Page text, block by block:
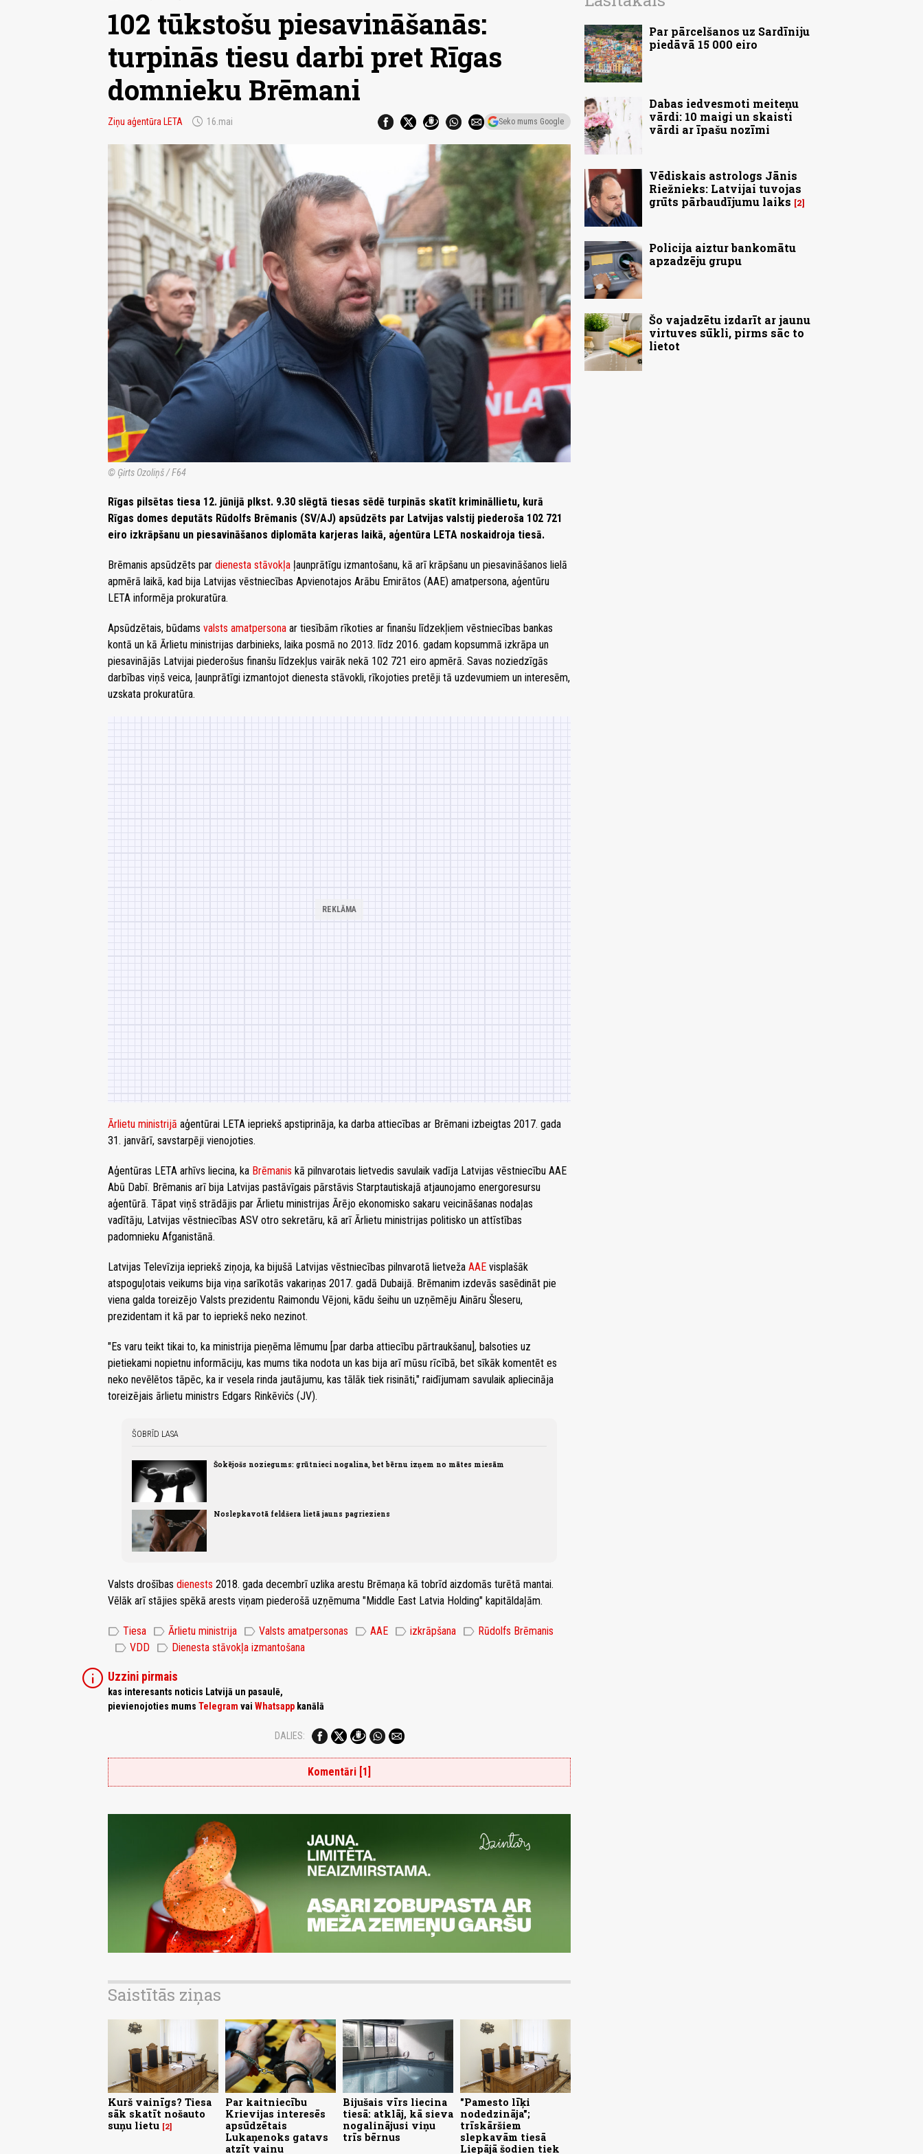
102 tūkstošu piesavināšanās:
turpinās tiesu darbi pret Rīgas
domnieku Brēmani
Ziņu aģentūra LETA schedule 16.mai Seko mums Google
© Ģirts Ozoliņš / F64
Rīgas pilsētas tiesa 12. jūnijā plkst. 9.30 slēgtā tiesas sēdē turpinās skatīt krimināllietu, kurā
Rīgas domes deputāts Rūdolfs Brēmanis (SV/AJ) apsūdzēts par Latvijas valstij piederoša 102 721
eiro izkrāpšanu un piesavināšanos diplomāta karjeras laikā, aģentūra LETA noskaidroja tiesā.
Brēmanis apsūdzēts par dienesta stāvokļa ļaunprātīgu izmantošanu, kā arī krāpšanu un piesavināšanos lielā
apmērā laikā, kad bija Latvijas vēstniecības Apvienotajos Arābu Emirātos (AAE) amatpersona, aģentūru
LETA informēja prokuratūra.
Apsūdzētais, būdams valsts amatpersona ar tiesībām rīkoties ar finanšu līdzekļiem vēstniecības bankas
kontā un kā Ārlietu ministrijas darbinieks, laika posmā no 2013. līdz 2016. gadam kopsummā izkrāpa un
piesavinājās Latvijai piederošus finanšu līdzekļus vairāk nekā 102 721 eiro apmērā. Savas noziedzīgās
darbības viņš veica, ļaunprātīgi izmantojot dienesta stāvokli, rīkojoties pretēji tā uzdevumiem un interesēm,
uzskata prokuratūra.
Ārlietu ministrijā aģentūrai LETA iepriekš apstiprināja, ka darba attiecības ar Brēmani izbeigtas 2017. gada
31. janvārī, savstarpēji vienojoties.
Aģentūras LETA arhīvs liecina, ka Brēmanis kā pilnvarotais lietvedis savulaik vadīja Latvijas vēstniecību AAE
Abū Dabī. Brēmanis arī bija Latvijas pastāvīgais pārstāvis Starptautiskajā atjaunojamo energoresursu
aģentūrā. Tāpat viņš strādājis par Ārlietu ministrijas Ārējo ekonomisko sakaru veicināšanas nodaļas
vadītāju, Latvijas vēstniecības ASV otro sekretāru, kā arī Ārlietu ministrijas politisko un attīstības
padomnieku Afganistānā.
Latvijas Televīzija iepriekš ziņoja, ka bijušā Latvijas vēstniecības pilnvarotā lietveža AAE visplašāk
atspoguļotais veikums bija viņa sarīkotās vakariņas 2017. gadā Dubaijā. Brēmanim izdevās sasēdināt pie
viena galda toreizējo Valsts prezidentu Raimondu Vējoni, kādu šeihu un uzņēmēju Aināru Šleseru,
prezidentam it kā par to iepriekš neko nezinot.
"Es varu teikt tikai to, ka ministrija pieņēma lēmumu [par darba attiecību pārtraukšanu], balsoties uz
pietiekami nopietnu informāciju, kas mums tika nodota un kas bija arī mūsu rīcībā, bet sīkāk komentēt es
neko nevēlētos tāpēc, ka ir vesela rinda jautājumu, kas tālāk tiek risināti," raidījumam savulaik apliecināja
toreizējais ārlietu ministrs Edgars Rinkēvičs (JV).
ŠOBRĪD LASA
Šokējošs noziegums: grūtnieci nogalina, bet bērnu izņem no mātes miesām
Noslepkavotā feldšera lietā jauns pagrieziens
Valsts drošības dienests 2018. gada decembrī uzlika arestu Brēmaņa kā tobrīd aizdomās turētā mantai.
Vēlāk arī stājies spēkā arests viņam piederošā uzņēmuma "Middle East Latvia Holding" kapitāldaļām.
label Tiesa label Ārlietu ministrija label Valsts amatpersonas label AAE label izkrāpšana label Rūdolfs Brēmanis
label VDD label Dienesta stāvokļa izmantošana
info Uzzini pirmais
kas interesants noticis Latvijā un pasaulē,
pievienojoties mums Telegram vai Whatsapp kanālā
DALIES:
Komentāri [1]
Saistītās ziņas
Kurš vainīgs? Tiesa
sāk skatīt nošauto
suņu lietu 2
Par kaitniecību
Krievijas interesēs
apsūdzētais
Lukaņenoks gatavs
atzīt vainu
Bijušais vīrs liecina
tiesā: atklāj, kā sieva
nogalinājusi viņu
trīs bērnus
"Pamesto līķi
nodedzināja";
trīskāršiem
slepkavām tiesā
Liepājā šodien tiek
Par pārcelšanos uz Sardīniju
piedāvā 15 000 eiro
Dabas iedvesmoti meiteņu
vārdi: 10 maigi un skaisti
vārdi ar īpašu nozīmi
Vēdiskais astrologs Jānis
Riežnieks: Latvijai tuvojas
grūts pārbaudījumu laiks
2
Policija aiztur bankomātu
apzadzēju grupu
Šo vajadzētu izdarīt ar jaunu
virtuves sūkli, pirms sāc to
lietot